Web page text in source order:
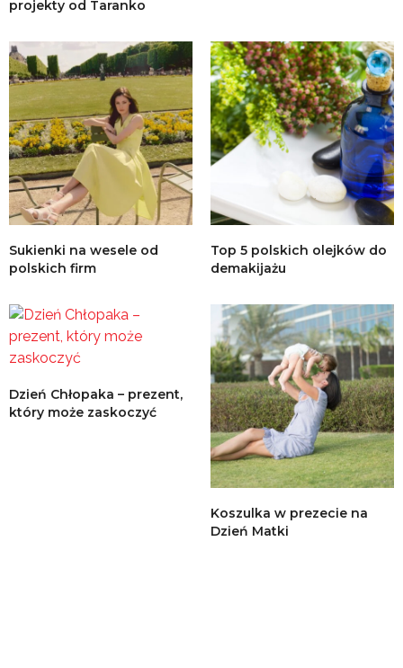
projekty od Taranko
Sukienki na wesele od
polskich firm
Top 5 polskich olejków do
demakijażu
Dzień Chłopaka – prezent,
który może zaskoczyć
Koszulka w prezecie na
Dzień Matki